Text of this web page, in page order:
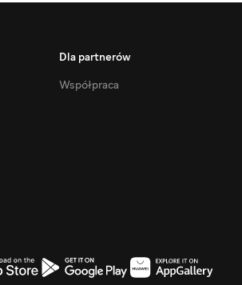
Dla partnerów
Współpraca